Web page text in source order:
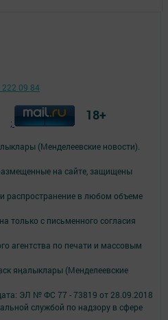
(Менделеевские новости).
на сайте, защищены
распространение в любом объеме
только с письменного согласия
агентства по печати и массовым
яӊалыклары (Менделеевские
ЭЛ № ФС 77 - 73819 от 28.09.2018
службой по надзору в сфере
222 09 84
; 18+